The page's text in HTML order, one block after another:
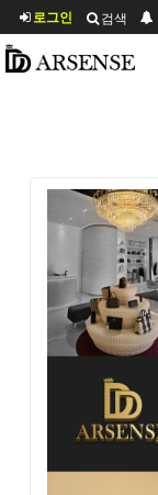
로그인 검색